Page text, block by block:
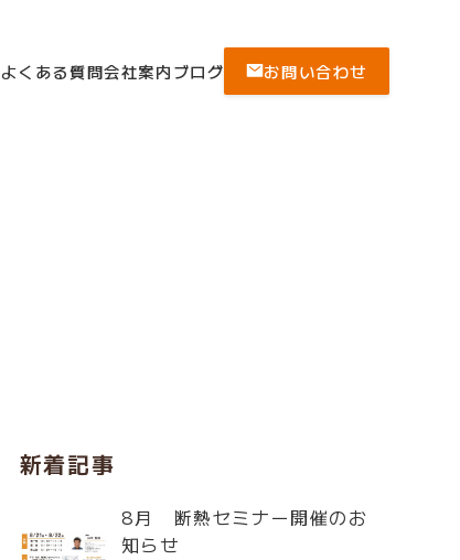
よくある質問会社案内ブログ お問い合わせ
新着記事
8月 断熱セミナー開催のお
知らせ